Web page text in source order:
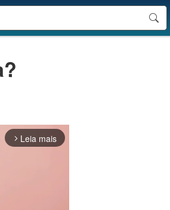
arrow_forward_ios Leia mais